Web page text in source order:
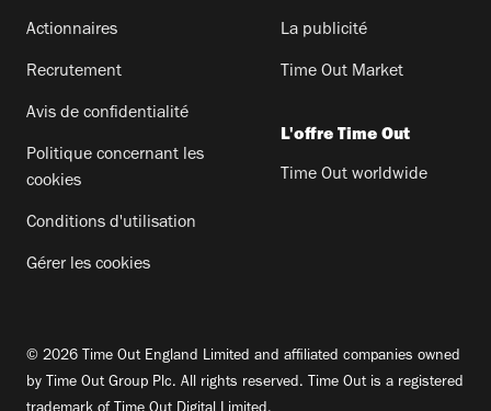
Actionnaires
Recrutement
Avis de confidentialité
Politique concernant les
cookies
Conditions d'utilisation
Gérer les cookies
La publicité
Time Out Market
L'offre Time Out
Time Out worldwide
© 2026 Time Out England Limited and affiliated companies owned
by Time Out Group Plc. All rights reserved. Time Out is a registered